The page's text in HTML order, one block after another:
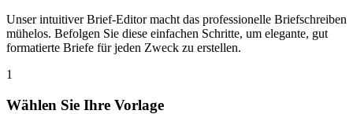
Unser intuitiver Brief-Editor macht das professionelle Briefschreiben
mühelos. Befolgen Sie diese einfachen Schritte, um elegante, gut
formatierte Briefe für jeden Zweck zu erstellen.
1
Wählen Sie Ihre Vorlage